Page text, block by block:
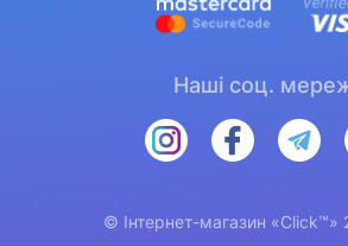
Наші соц.
© Інтернет-магазин «Click™»